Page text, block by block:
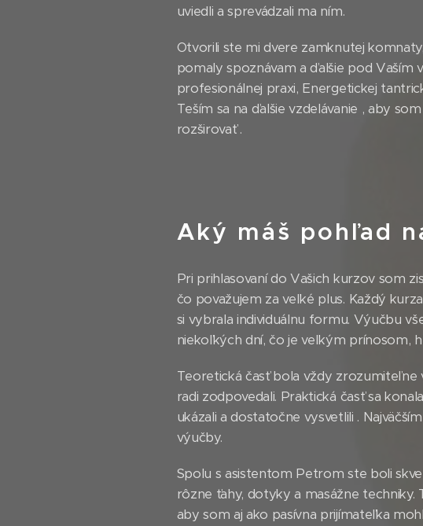
uviedli a sprevádzali ma ním.
Otvorili ste mi dvere zamknutej
pomaly spoznávam a ďalšie pod Vaším
profesionálnej praxi, Energetickej
Teším sa na ďalšie vzdelávanie , aby
rozširovať .
Aký máš pohľad
Pri prihlasovaní do Vašich kurzov som
čo považujem za veľké plus. Každý
si vybrala individuálnu formu. Výučbu
niekoľkých dní, čo je veľkým prínosom,
Teoretická časť bola vždy
radi zodpovedali. Praktická časť sa
ukázali a dostatočne vysvetlili .
výučby.
Spolu s asistentom Petrom ste boli
rôzne ťahy, dotyky a masážne techniky.
aby som aj ako pasívna prijímateľka